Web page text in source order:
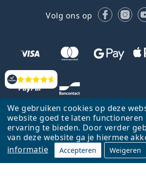
We gebruiken cookies op deze
website goed te laten functioneren
ervaring te bieden. Door verder
van deze website ga je hiermee
informatie
Accepteren Weigeren
Beoordelingen
Volg ons op
Terug naar de homepagina Ga omhoog